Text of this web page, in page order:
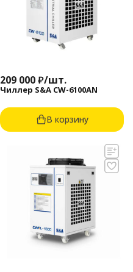
209 000₽/шт.
Чиллер S&A CW-6100AN
В корзину